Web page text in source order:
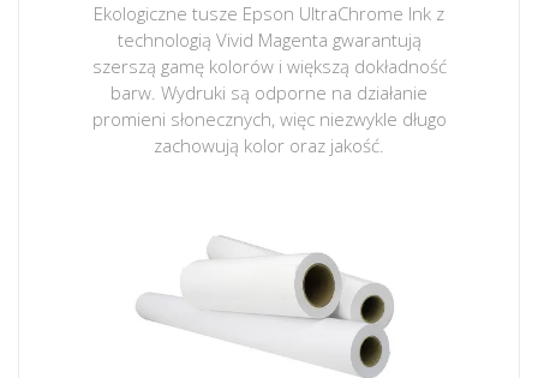
Ekologiczne tusze Epson UltraChrome Ink z
technologią Vivid Magenta gwarantują
szerszą gamę kolorów i większą dokładność
barw. Wydruki są odporne na działanie
promieni słonecznych, więc niezwykle długo
zachowują kolor oraz jakość.